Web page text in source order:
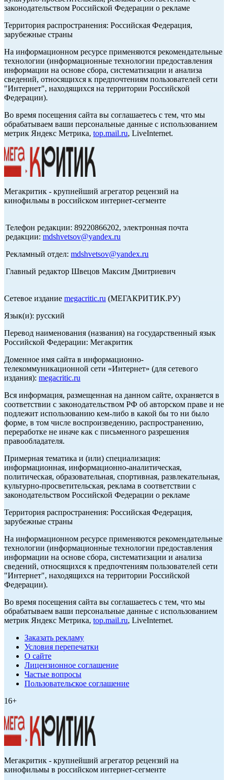
законодательством Российской Федерации о рекламе
Территория распространения: Российская Федерация,
зарубежные страны
На информационном ресурсе применяются рекомендательные
технологии (информационные технологии предоставления
информации на основе сбора, систематизации и анализа
сведений, относящихся к предпочтениям пользователей сети
"Интернет", находящихся на территории Российской
Федерации).
Во время посещения сайта вы соглашаетесь с тем, что мы
обрабатываем ваши персональные данные с использованием
метрик Яндекс Метрика, top.mail.ru, LiveInternet.
Мегакритик - крупнейший агрегатор рецензий на
кинофильмы в российском интернет-сегменте
Телефон редакции: 89220866202, электронная почта
редакции: mdshvetsov@yandex.ru
Рекламный отдел: mdshvetsov@yandex.ru
Главный редактор Швецов Максим Дмитриевич
Сетевое издание megacritic.ru (МЕГАКРИТИК.РУ)
Язык(и): русский
Перевод наименования (названия) на государственный язык
Российской Федерации: Мегакритик
Доменное имя сайта в информационно-
телекоммуникационной сети «Интернет» (для сетевого
издания): megacritic.ru
Вся информация, размещенная на данном сайте, охраняется в
соответствии с законодательством РФ об авторском праве и не
подлежит использованию кем-либо в какой бы то ни было
форме, в том числе воспроизведению, распространению,
переработке не иначе как с письменного разрешения
правообладателя.
Примерная тематика и (или) специализация:
информационная, информационно-аналитическая,
политическая, образовательная, спортивная, развлекательная,
культурно-просветительская, реклама в соответствии с
законодательством Российской Федерации о рекламе
Территория распространения: Российская Федерация,
зарубежные страны
На информационном ресурсе применяются рекомендательные
технологии (информационные технологии предоставления
информации на основе сбора, систематизации и анализа
сведений, относящихся к предпочтениям пользователей сети
"Интернет", находящихся на территории Российской
Федерации).
Во время посещения сайта вы соглашаетесь с тем, что мы
обрабатываем ваши персональные данные с использованием
метрик Яндекс Метрика, top.mail.ru, LiveInternet.
Заказать рекламу
Условия перепечатки
О сайте
Лицензионное соглашение
Частые вопросы
Пользовательское соглашение
16+
Мегакритик - крупнейший агрегатор рецензий на
кинофильмы в российском интернет-сегменте